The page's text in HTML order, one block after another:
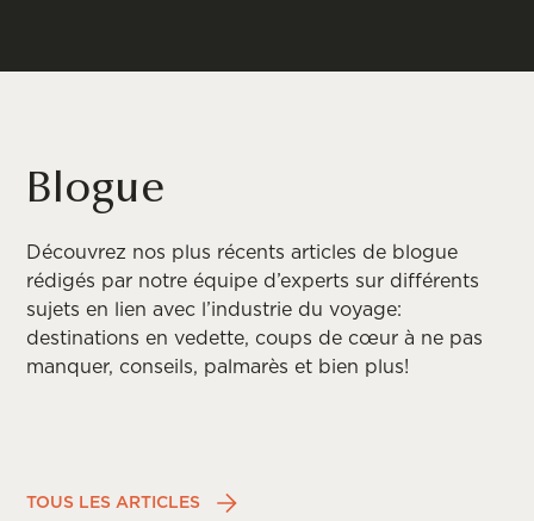
Blogue
Découvrez nos plus récents articles de blogue
rédigés par notre équipe d’experts sur différents
sujets en lien avec l’industrie du voyage:
destinations en vedette, coups de cœur à ne pas
manquer, conseils, palmarès et bien plus!
TOUS LES ARTICLES